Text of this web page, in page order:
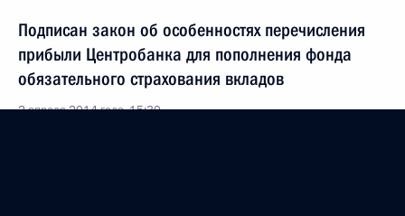
Подписан закон об особенностях перечисления
прибыли Центробанка для пополнения фонда
обязательного страхования вкладов
2 апреля 2014 года, 15:30